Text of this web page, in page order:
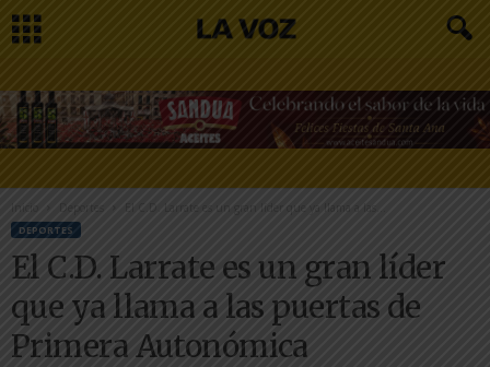
Inicio El C.D. Larrate es un gran líder que ya llama a las...
DEPORTES
El C.D. Larrate es un gran líder
que ya llama a las puertas de
Primera Autonómica